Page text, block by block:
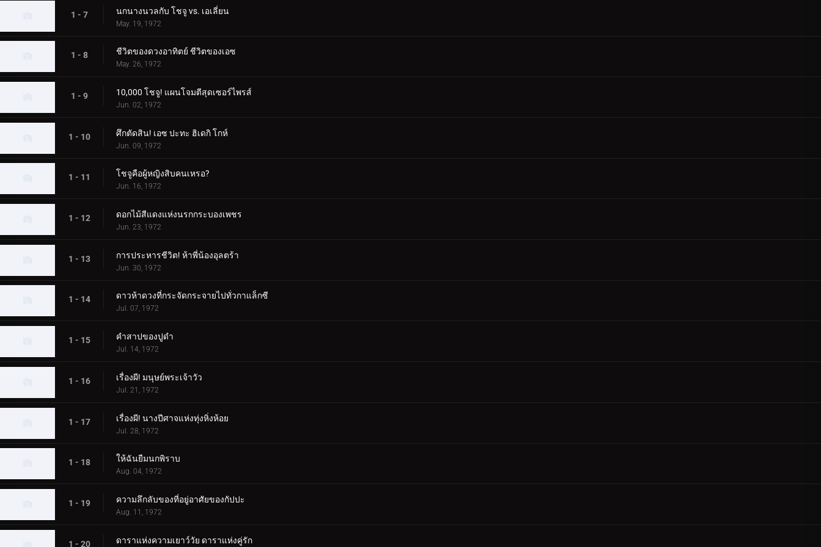
1 - 7 นกนางนวลกับ โชจู vs. เอเลี่ยน
May. 19, 1972
1 - 8 ชีวิตของดวงอาทิตย์ ชีวิตของเอซ
May. 26, 1972
1 - 9 10,000 โชจู! แผนโจมตีสุดเซอร์ไพรส์
Jun. 02, 1972
1 - 10 ศึกตัดสิน! เอซ ปะทะ ฮิเดกิ โกห์
Jun. 09, 1972
1 - 11 โชจูคือผู้หญิงสิบคนเหรอ?
Jun. 16, 1972
1 - 12 ดอกไม้สีแดงแห่งนรกกระบองเพชร
Jun. 23, 1972
1 - 13 การประหารชีวิต! ห้าพี่น้องอุลตร้า
Jun. 30, 1972
1 - 14 ดาวห้าดวงที่กระจัดกระจายไปทั่วกาแล็กซี
Jul. 07, 1972
1 - 15 คำสาปของปูดำ
Jul. 14, 1972
1 - 16 เรื่องผี! มนุษย์พระเจ้าวัว
Jul. 21, 1972
1 - 17 เรื่องผี! นางปีศาจแห่งทุ่งหิ่งห้อย
Jul. 28, 1972
1 - 18 ให้ฉันยืมนกพิราบ
Aug. 04, 1972
1 - 19 ความลึกลับของที่อยู่อาศัยของกัปปะ
Aug. 11, 1972
1 - 20 ดาราแห่งความเยาว์วัย ดาราแห่งคู่รัก